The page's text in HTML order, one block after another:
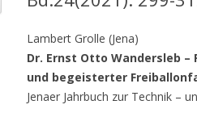
Lambert Grolle (Jena)
Dr. Ernst Otto Wandersleb
und begeisterter
Jenaer Jahrbuch zur Technik –